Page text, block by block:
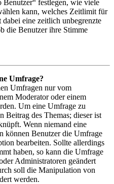
festlegen, wie viele
kann, welches Zeitlimit für
eine zeitlich unbegrenzte
die Benutzer ihre Stimme
Umfrage?
Umfragen nur vom
Moderator oder einem
Um eine Umfrage zu
Beitrag des Themas; dieser ist
Wenn niemand eine
können Benutzer die Umfrage
bearbeiten. Sollte allerdings
haben, so kann die Umfrage
Administratoren geändert
soll die Manipulation von
werden.